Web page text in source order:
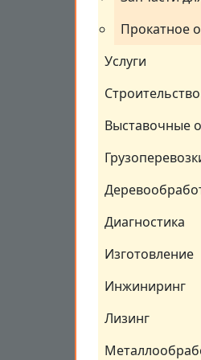
Прокатное
Услуги
Строительство
Выставочные
Диагностика
Изготовление
Инжиниринг
Лизинг